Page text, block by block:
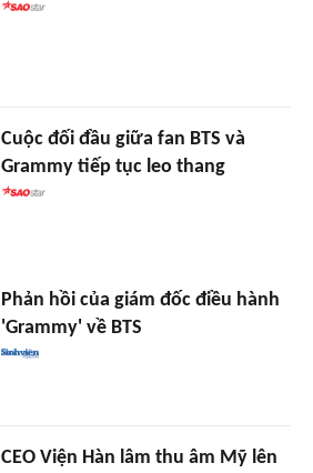
Cuộc đối đầu giữa fan BTS và
Grammy tiếp tục leo thang
Phản hồi của giám đốc điều hành
'Grammy' về BTS
CEO Viện Hàn lâm thu âm Mỹ lên